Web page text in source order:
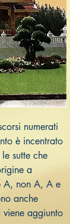
numerati
è incentrato
sutte che
a
A, non A, A e
anche
aggiunto